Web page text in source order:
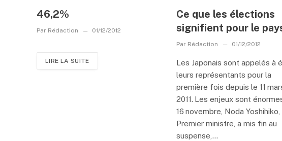
46,2%
Par Rédaction 01/12/2012
LIRE LA SUITE
Ce que les élections
signifient pour le
Par Rédaction 01/12/2012
Les Japonais sont appelés à
leurs représentants pour la
première fois depuis le 11
2011. Les enjeux sont
16 novembre, Noda Yoshihiko,
Premier ministre, a mis fin au
suspense,...